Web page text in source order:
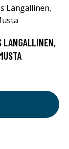
LANGALLINEN,